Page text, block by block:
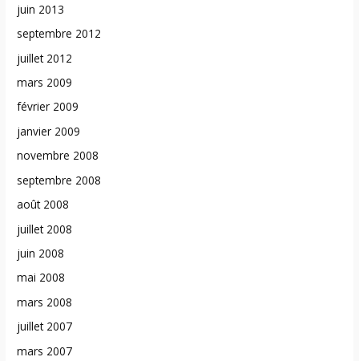
juin 2013
septembre 2012
juillet 2012
mars 2009
février 2009
janvier 2009
novembre 2008
septembre 2008
août 2008
juillet 2008
juin 2008
mai 2008
mars 2008
juillet 2007
mars 2007